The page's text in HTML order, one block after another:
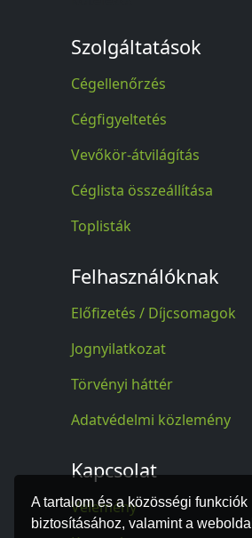
A tartalom és a közösségi funkciók
biztosításához, valamint a
Szolgáltatások
Cégellenőrzés
Cégfigyeltetés
Vevőkör-átvilágítás
Céglista összeállítása
Toplisták
Felhasználóknak
Előfizetés / Díjcsomagok
Jognyilatkozat
Törvényi háttér
Adatvédelmi közlemény
Kapcsolat
Vélemény